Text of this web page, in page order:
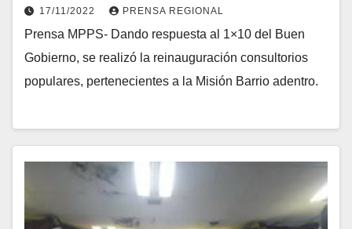
17/11/2022 PRENSA REGIONAL
Prensa MPPS- Dando respuesta al 1×10 del Buen
Gobierno, se realizó la reinauguración consultorios
populares, pertenecientes a la Misión Barrio adentro.